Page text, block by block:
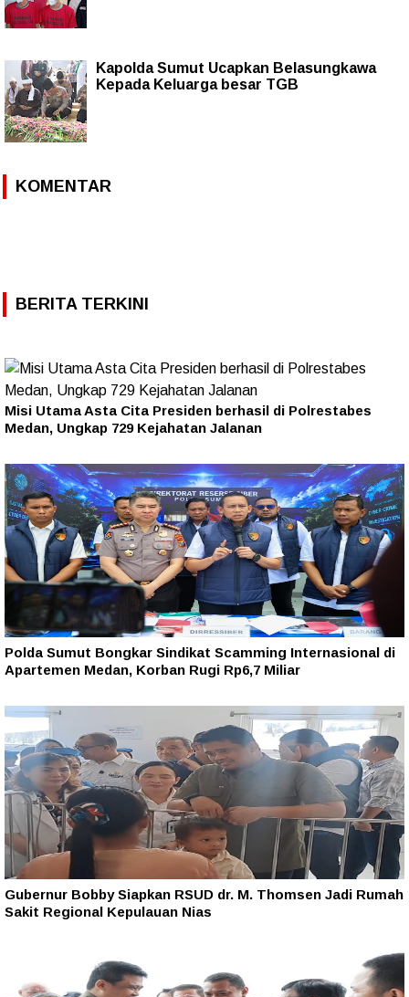
Kapolda Sumut Ucapkan Belasungkawa
Kepada Keluarga besar TGB
KOMENTAR
BERITA TERKINI
Misi Utama Asta Cita Presiden berhasil di Polrestabes
Medan, Ungkap 729 Kejahatan Jalanan
Polda Sumut Bongkar Sindikat Scamming Internasional di
Apartemen Medan, Korban Rugi Rp6,7 Miliar
Gubernur Bobby Siapkan RSUD dr. M. Thomsen Jadi Rumah
Sakit Regional Kepulauan Nias